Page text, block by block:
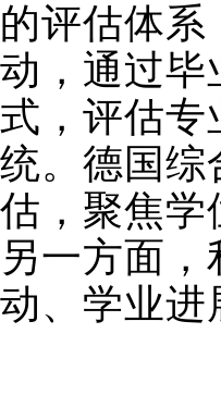
的评估体
动，通过毕
式，评估专
统。德国综
估，聚焦学
另一方面
动、学业进